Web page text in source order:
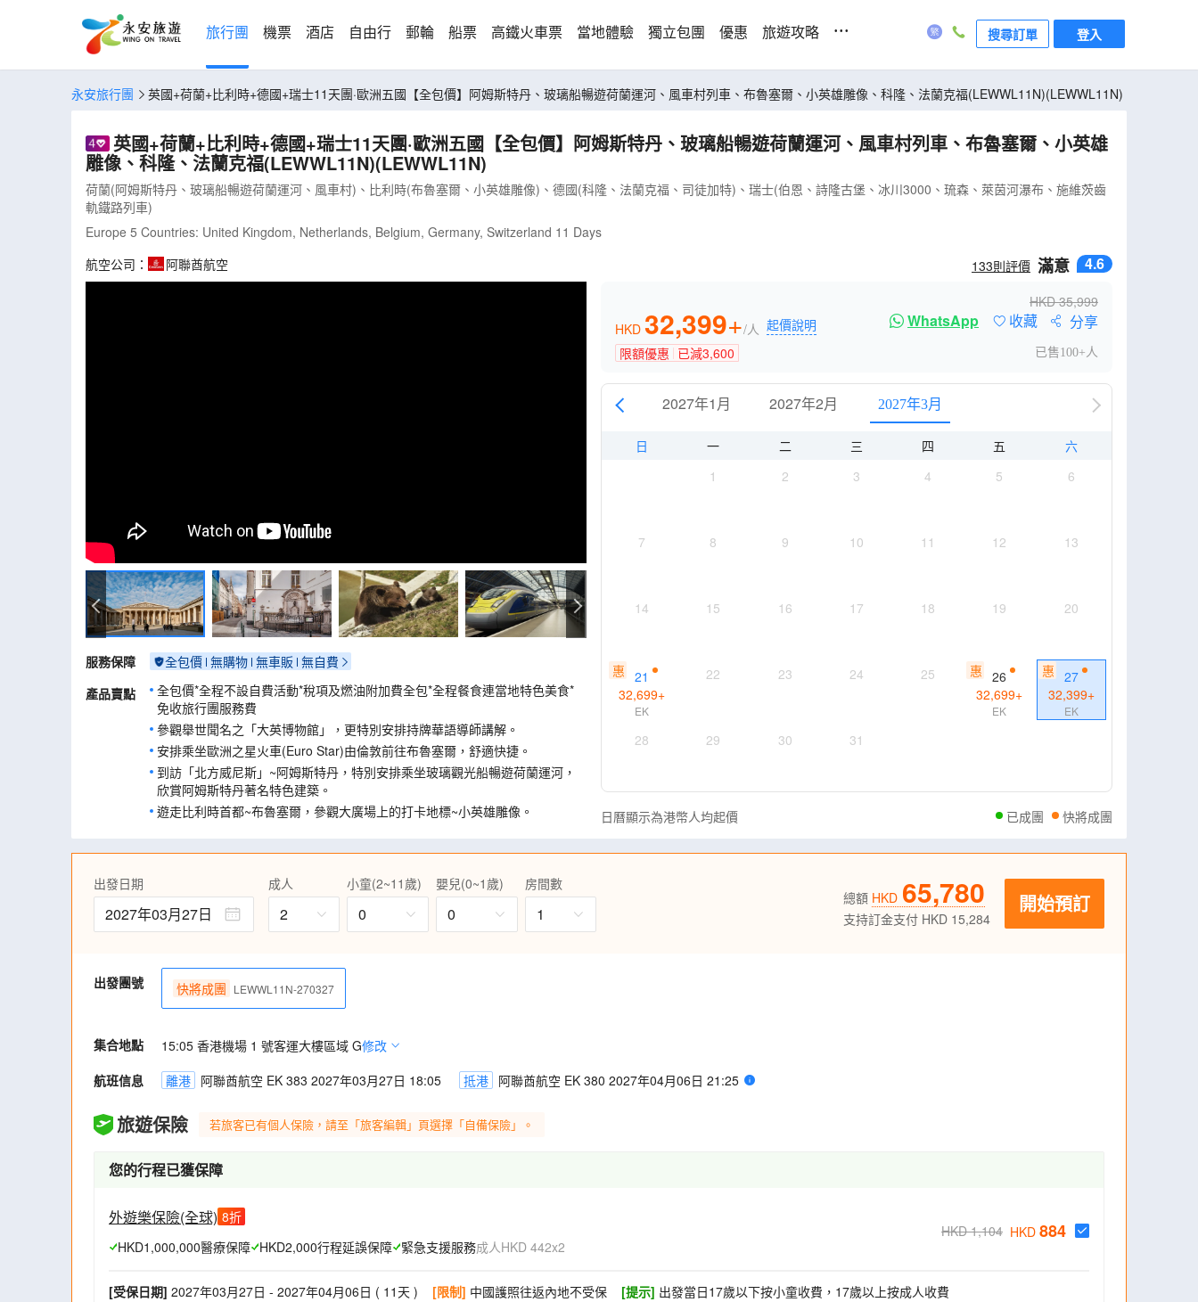
旅行團 機票 酒店 自由行 郵輪 船票 高鐵火車票 當地體驗 獨立包團 優惠 旅遊攻略 ... 搜尋訂單 登入
永安旅行團 英國+荷蘭+比利時+德國+瑞士11天團·歐洲五國【全包價】阿姆斯特丹、玻璃船暢遊荷蘭運河、風車村列車、布魯塞爾、小英雄雕像、科隆、法蘭克福(LEWWL11N)(LEWWL11N)
英國+荷蘭+比利時+德國+瑞士11天團·歐洲五國【全包價】阿姆斯特丹、玻璃船暢遊荷蘭運河、風車村列車、布魯塞爾、小英雄
雕像、科隆、法蘭克福(LEWWL11N)(LEWWL11N)
荷蘭(阿姆斯特丹、玻璃船暢遊荷蘭運河、風車村)、比利時(布魯塞爾、小英雄雕像)、德國(科隆、法蘭克福、司徒加特)、瑞士(伯恩、詩隆古堡、冰川3000、琉森、萊茵河瀑布、施維茨齒
軌鐵路列車)
Europe 5 Countries: United Kingdom, Netherlands, Belgium, Germany, Switzerland 11 Days
航空公司：
阿聯酋航空 133則評價 滿意 4.6
服務保障 全包價 無購物 無車販 無自費
產品賣點
全包價*全程不設自費活動*稅項及燃油附加費全包*全程餐食連當地特色美食*
免收旅行團服務費
參觀舉世聞名之「大英博物館」，更特別安排持牌華語導師講解。
安排乘坐歐洲之星火車(Euro Star)由倫敦前往布魯塞爾，舒適快捷。
到訪「北方威尼斯」~阿姆斯特丹，特別安排乘坐玻璃觀光船暢遊荷蘭運河，
欣賞阿姆斯特丹著名特色建築。
遊走比利時首都~布魯塞爾，參觀大廣場上的打卡地標~小英雄雕像。
古城，到處可見16世紀古舊建築的風光。
重本包入場參觀「世界十大城堡之一」詩隆古堡並於古堡中品嚐葡萄酒，寫
意萬分。這座中世紀水上城堡坐落於日內瓦湖東端小島上。
安排乘搭纜車到達冰川3000的雪山，站在山峯之巔，登上觀景台全景觀飽覽
遊覽琉森市內名勝，參觀表揚瑞士軍人的獅子紀念碑。亦可走到湖上中古式
的木橋，欣賞油畫傑作。
欣賞全歐洲最壯麗、最大的瀑布~萊茵河瀑布，從觀景台近距離感受萬馬奔騰
施維茨~乘坐世界上最陡峭的齒軌鐵路列車，以俯衝角度飽覽阿爾卑斯山絕
景。
暢遊科隆高街(購物天堂大街)及法蘭克福~威爾特海姆購物村，盡情購買心頭
全程餐食全包，包括：比利時白酒煮青口、伯恩特色拼盤、德國豬手啤酒
湯，並安排4晚於酒店享用晚餐。
HKD35,999
HKD 32,399+/人 起價說明
限額優惠 已減3,600
WhatsApp 收藏 分享
已售100+人
2026年12月 2027年1月 2027年2月 2027年3月
日 一 二 三 四 五
六
1
2 3 4 5 6
7 8 9 10 11 12 13
14 15 16 17 18 19 20
惠
21
32,699+
EK
22 23 24 25 惠
26
32,699+
EK
惠 27
32,399+
EK
28 29 30 31
日曆顯示為港幣人均起價 已成團 快將成團
出發日期
2027年03月27日
成人
2
小童(2~11歲)
0
嬰兒(0~1歲)
0
房間數
1
總額 HKD 65,780
支持訂金支付 HKD 15,284
開始預訂
出發團號 快將成團 LEWWL11N-270327
集合地點 15:05 香港機場 1 號客運大樓區域 G修改
航班信息
離港 阿聯酋航空 EK 383 2027年03月27日 18:05 抵港 阿聯酋航空 EK 380 2027年04月06日 21:25
旅遊保險 若旅客已有個人保險，請至「旅客編輯」頁選擇「自備保險」。
您的行程已獲保障
外遊樂保險(全球) 8折
HKD1,000,000醫療保障 HKD2,000行程延誤保障 緊急支援服務成人HKD 442x2
HKD 1,104 HKD 884
[受保日期] 2027年03月27日 - 2027年04月06日 ( 11天 ) [限制] 中國護照往返內地不受保 [提示] 出發當日17歲以下按小童收費，17歲以上按成人收費